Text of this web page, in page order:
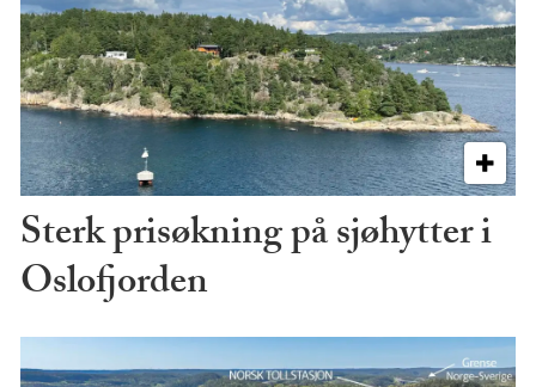
Sterk prisøkning på sjøhytter i
Oslofjorden